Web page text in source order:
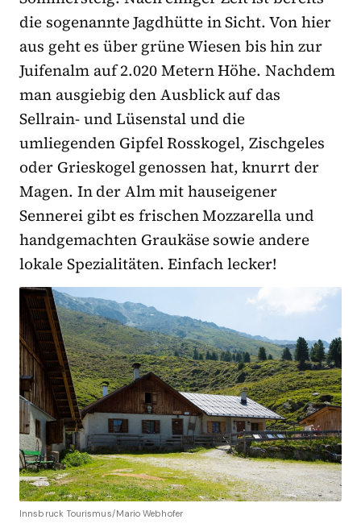
die sogenannte Jagdhütte in Sicht. Von hier
aus geht es über grüne Wiesen bis hin zur
Juifenalm auf 2.020 Metern Höhe. Nachdem
man ausgiebig den Ausblick auf das
Sellrain- und Lüsenstal und die
umliegenden Gipfel Rosskogel, Zischgeles
oder Grieskogel genossen hat, knurrt der
Magen. In der Alm mit hauseigener
Sennerei gibt es frischen Mozzarella und
handgemachten Graukäse sowie andere
lokale Spezialitäten. Einfach lecker!
Innsbruck Tourismus/Mario Webhofer